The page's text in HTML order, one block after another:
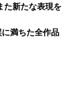
た新たな表現を
満ちた全作品